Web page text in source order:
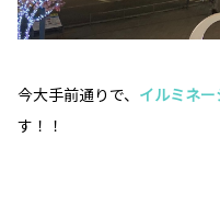
今大手前通りで、 イルミネ
す！！